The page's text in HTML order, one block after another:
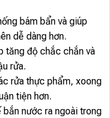
bám bẩn và giúp
dễ dàng hơn.
tăng độ chắc chắn và
rửa.
rửa thực phẩm, xoong
tiện hơn.
nước ra ngoài trong